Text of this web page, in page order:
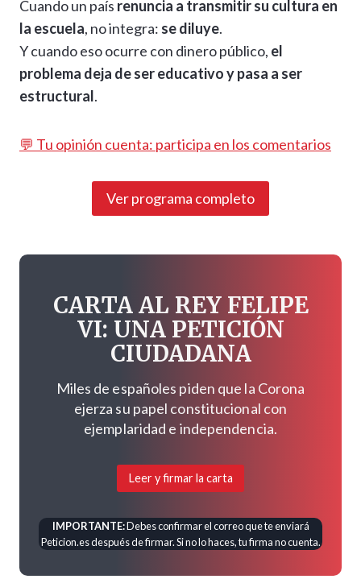
Cuando un país renuncia a transmitir su cultura en
la escuela, no integra: se diluye.
Y cuando eso ocurre con dinero público, el
problema deja de ser educativo y pasa a ser
estructural.
💬 Tu opinión cuenta: participa en los comentarios
Ver programa completo
CARTA AL REY FELIPE
VI: UNA PETICIÓN
CIUDADANA
Miles de españoles piden que la Corona
ejerza su papel constitucional con
ejemplaridad e independencia.
Leer y firmar la carta
IMPORTANTE:Debes confirmar el correo que te enviará
Peticion.es después de firmar. Si no lo haces, tu firma no cuenta.